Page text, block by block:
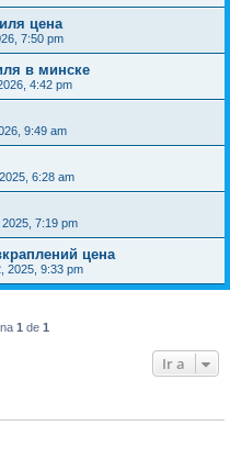
цена
7:50 pm
в минске
4:42 pm
9:49 am
6:28 am
7:19 pm
цена
2025, 9:33 pm
1 de 1
Ir a